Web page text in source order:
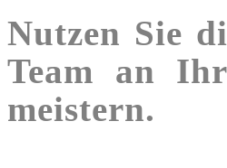
Nutzen Sie
Team an
meistern.